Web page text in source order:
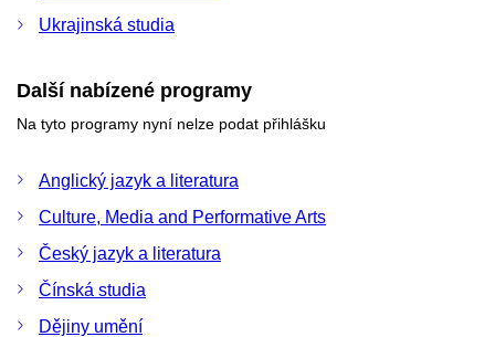
Ukrajinská studia
Další nabízené programy
Na tyto programy nyní nelze podat přihlášku
Anglický jazyk a literatura
Culture, Media and Performative Arts
Český jazyk a literatura
Čínská studia
Dějiny umění